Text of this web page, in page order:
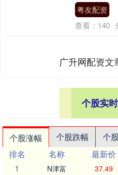
粤友配资
查看： 140
广升网配资文
个股实
个股涨幅 个股跌幅 个
排名
名称 最新价
1
N津富 37.49